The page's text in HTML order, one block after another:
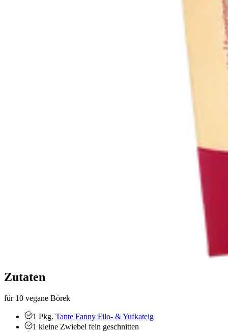
Zutaten
für 10 vegane Börek
1 Pkg. Tante Fanny Filo- & Yufkateig
1 kleine Zwiebel fein geschnitten